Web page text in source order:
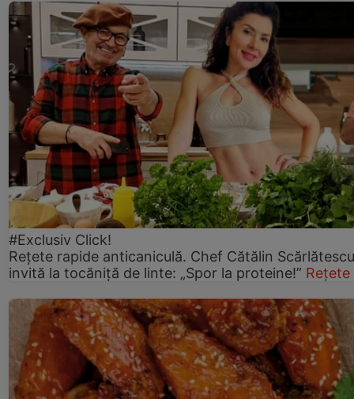
#Exclusiv Click!
Rețete rapide anticaniculă. Chef Cătălin
invită la tocăniță de linte: „Spor la proteine!” Rețete